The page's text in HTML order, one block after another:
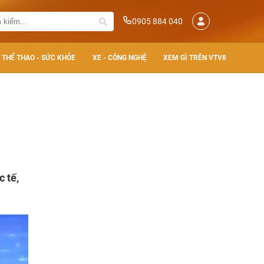
0905 884 040
THỂ THAO - SỨC KHỎE XE - CÔNG NGHỆ XEM GÌ TRÊN VTV8
tế,